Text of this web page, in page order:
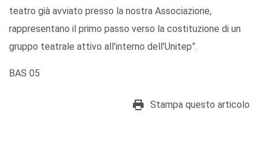
teatro già avviato presso la nostra Associazione,
rappresentano il primo passo verso la costituzione di un
gruppo teatrale attivo all’interno dell’Unitep”.
BAS 05
Stampa questo articolo